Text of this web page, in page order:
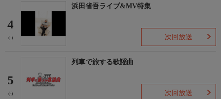
4
(-)
浜田省吾ライブ&MV特集
次回放送
5
(-)
列車で旅する歌謡曲
次回放送